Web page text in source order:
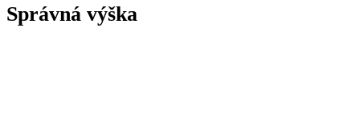
Správná výška